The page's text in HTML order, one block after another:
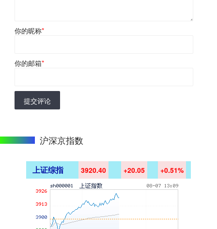
你的昵称*
你的邮箱*
提交评论
沪深京指数
上证综指 3920.40 +20.05 +0.51%